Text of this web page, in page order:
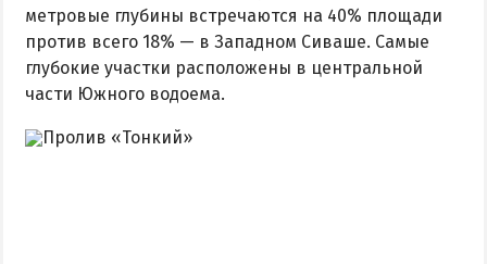
Из Днепра
Из Харькова
Из Полтавы
Из Киева
метровые глубины встречаются на 40% площади
против всего 18% — в Западном Сиваше. Самые
глубокие участки расположены в центральной
части Южного водоема.